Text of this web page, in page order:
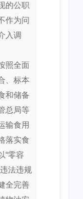
的公职
作为问
入调
照全面
、标本
和储备
总局等
输食用
落实食
“零容
法违规
全完善